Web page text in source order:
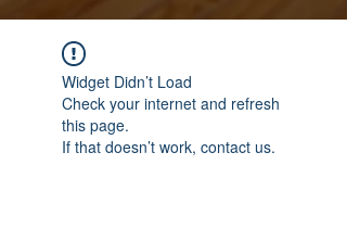
Widget Didn’t Load
Check your internet and refresh
this page.
If that doesn’t work, contact us.